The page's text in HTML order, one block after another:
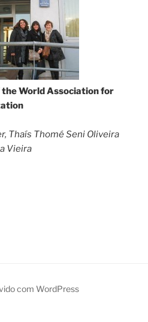
World Association for
Thaís Thomé Seni Oliveira
Vieira
com WordPress